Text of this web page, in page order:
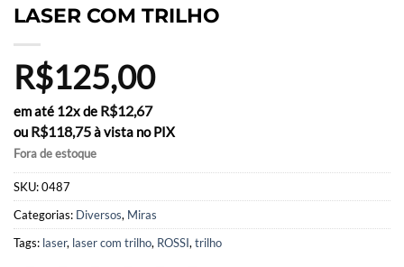
LASER COM TRILHO
R$125,00
em até 12x de R$12,67
ou R$118,75à vista no PIX
Fora de estoque
SKU:0487
Categorias: Diversos, Miras
Tags: laser, laser com trilho, ROSSI, trilho